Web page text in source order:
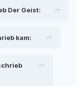
Der Geist:
kam: